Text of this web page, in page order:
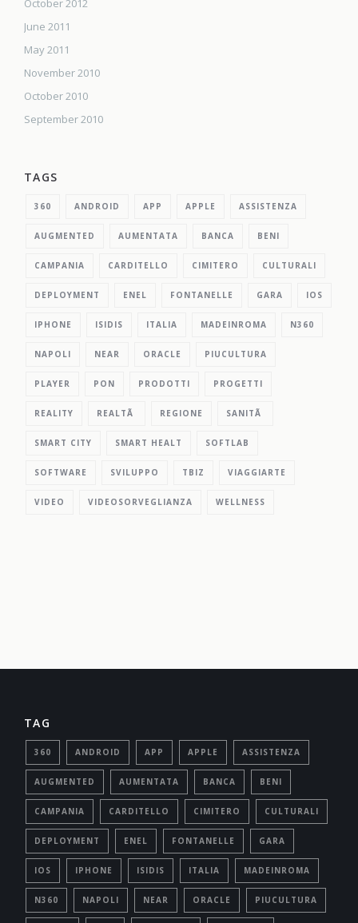
October 2012
June 2011
May 2011
November 2010
October 2010
September 2010
TAGS
360 ANDROID APP APPLE ASSISTENZA
AUGMENTED AUMENTATA BANCA BENI
CAMPANIA CARDITELLO CIMITERO CULTURALI
DEPLOYMENT ENEL FONTANELLE GARA IOS
IPHONE ISIDIS ITALIA MADEINROMA N360
NAPOLI NEAR ORACLE PIUCULTURA
PLAYER PON PRODOTTI PROGETTI
REALITY REALTÃ REGIONE SANITÃ
SMART CITY SMART HEALT SOFTLAB
SOFTWARE SVILUPPO TBIZ VIAGGIARTE
VIDEO VIDEOSORVEGLIANZA WELLNESS
TAG
360 ANDROID APP APPLE ASSISTENZA
AUGMENTED AUMENTATA BANCA BENI
CAMPANIA CARDITELLO CIMITERO CULTURALI
DEPLOYMENT ENEL FONTANELLE GARA
IOS IPHONE ISIDIS ITALIA MADEINROMA
N360 NAPOLI NEAR ORACLE PIUCULTURA